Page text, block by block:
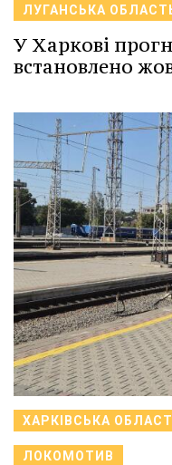
ЛУГАНСЬКА
У Харкові
встановлено
ХАРКІВСЬКА
ЛОКОМОТИВ